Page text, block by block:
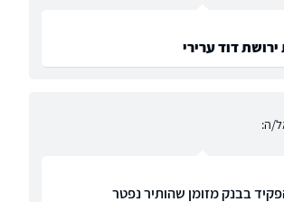
דוד ערירי
ה:
בבנק מזומן שהותיר נפטר